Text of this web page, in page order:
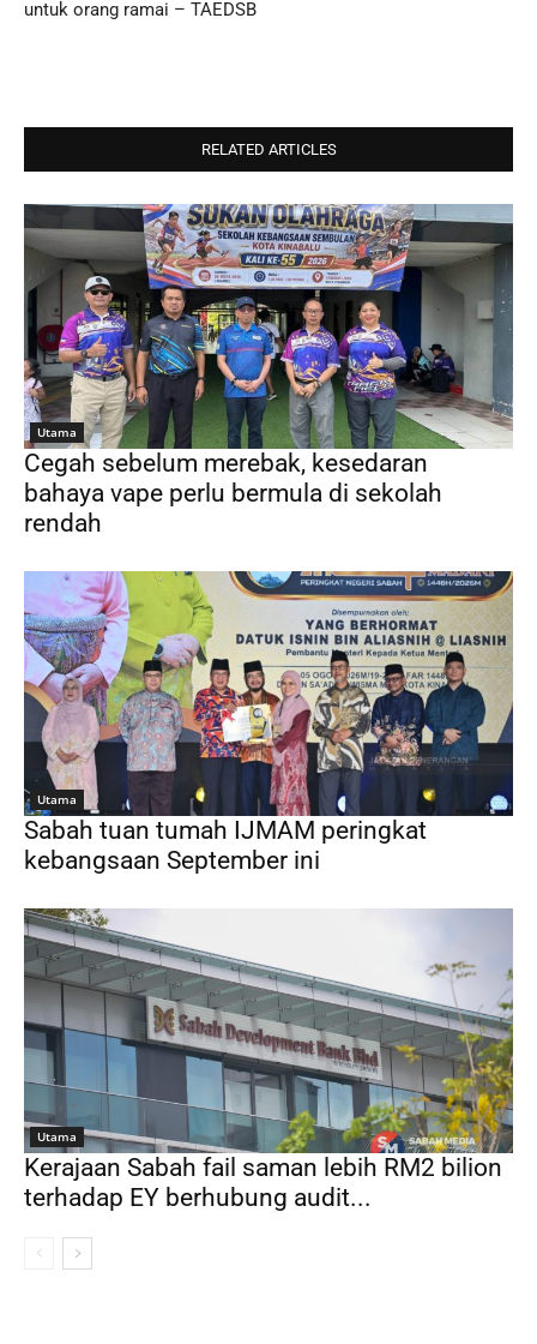
untuk orang ramai – TAEDSB
RELATED ARTICLES
Utama
Cegah sebelum merebak, kesedaran
bahaya vape perlu bermula di sekolah
rendah
Utama
Sabah tuan tumah IJMAM peringkat
kebangsaan September ini
Utama
Kerajaan Sabah fail saman lebih RM2 bilion
terhadap EY berhubung audit...